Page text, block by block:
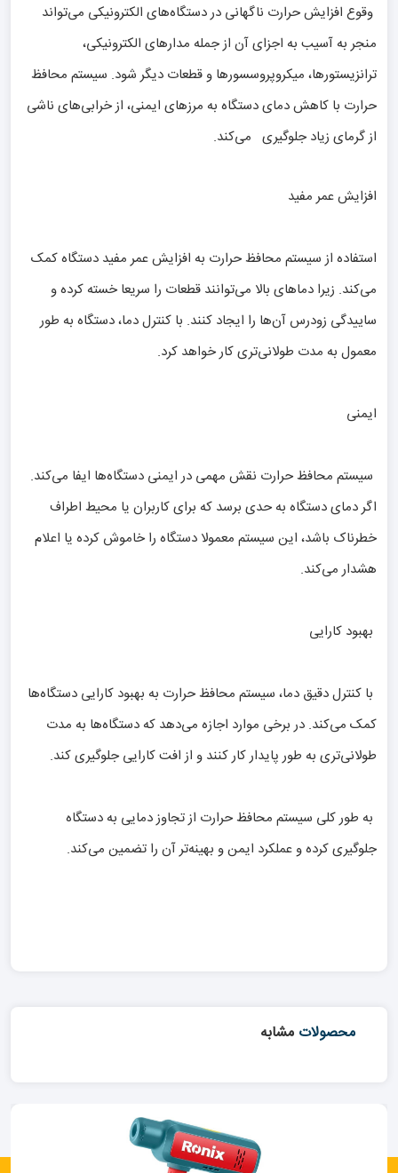
وقوع افزایش حرارت ناگهانی در دستگاه‌های الکترونیکی می‌تواند
منجر به آسیب به اجزای آن از جمله مدارهای الکترونیکی،
ترانزیستورها، میکروپروسسورها و قطعات دیگر شود. سیستم محافظ
حرارت با کاهش دمای دستگاه به مرزهای ایمنی، از خرابی‌های ناشی
از گرمای زیاد جلوگیری می‌کند.
افزایش عمر مفید
استفاده از سیستم محافظ حرارت به افزایش عمر مفید دستگاه کمک
می‌کند. زیرا دماهای بالا می‌توانند قطعات را سریعا خسته کرده و
ساییدگی زودرس آن‌ها را ایجاد کنند. با کنترل دما، دستگاه به طور
معمول به مدت طولانی‌تری کار خواهد کرد.
ایمنی
سیستم محافظ حرارت نقش مهمی در ایمنی دستگاه‌ها ایفا می‌کند.
اگر دمای دستگاه به حدی برسد که برای کاربران یا محیط اطراف
خطرناک باشد، این سیستم معمولا دستگاه را خاموش کرده یا اعلام
هشدار می‌کند.
بهبود کارایی
با کنترل دقیق دما، سیستم محافظ حرارت به بهبود کارایی دستگاه‌ها
کمک می‌کند. در برخی موارد اجازه می‌دهد که دستگاه‌ها به مدت
طولانی‌تری به طور پایدار کار کنند و از افت کارایی جلوگیری کند.
به طور کلی سیستم محافظ حرارت از تجاوز دمایی به دستگاه
جلوگیری کرده و عملکرد ایمن و بهینه‌تر آن را تضمین می‌کند.
محصولات مشابه